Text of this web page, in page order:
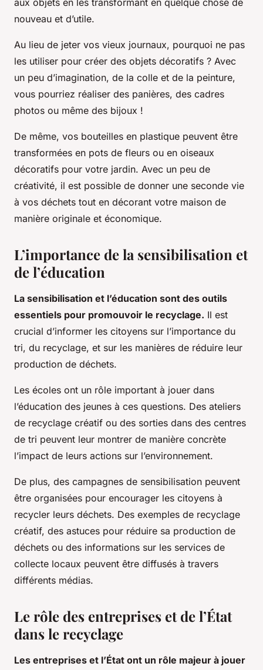
aux objets en les transformant en quelque chose de
nouveau et d’utile.
Au lieu de jeter vos vieux journaux, pourquoi ne pas
les utiliser pour créer des objets décoratifs ? Avec
un peu d’imagination, de la colle et de la peinture,
vous pourriez réaliser des panières, des cadres
photos ou même des bijoux !
De même, vos bouteilles en plastique peuvent être
transformées en pots de fleurs ou en oiseaux
décoratifs pour votre jardin. Avec un peu de
créativité, il est possible de donner une seconde vie
à vos déchets tout en décorant votre maison de
manière originale et économique.
L’importance de la sensibilisation et
de l’éducation
La sensibilisation et l’éducation sont des outils
essentiels pour promouvoir le recyclage. Il est
crucial d’informer les citoyens sur l’importance du
tri, du recyclage, et sur les manières de réduire leur
production de déchets.
Les écoles ont un rôle important à jouer dans
l’éducation des jeunes à ces questions. Des ateliers
de recyclage créatif ou des sorties dans des centres
de tri peuvent leur montrer de manière concrète
l’impact de leurs actions sur l’environnement.
De plus, des campagnes de sensibilisation peuvent
être organisées pour encourager les citoyens à
recycler leurs déchets. Des exemples de recyclage
créatif, des astuces pour réduire sa production de
déchets ou des informations sur les services de
collecte locaux peuvent être diffusés à travers
différents médias.
Le rôle des entreprises et de l’État
dans le recyclage
Les entreprises et l’État ont un rôle majeur à jouer